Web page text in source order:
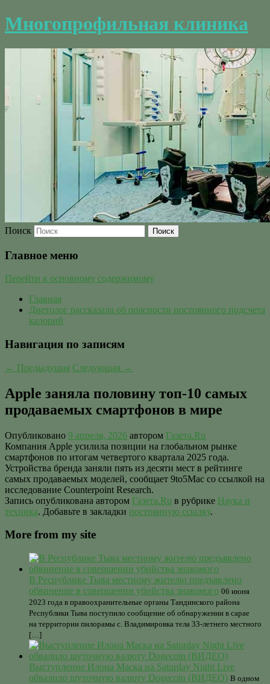
Многопрофильная клиника
Поиск
Главное меню
Перейти к основному содержимому
Главная
Диетолог рассказала об опасности постоянного подсчета
калорий
Навигация по записям
← Предыдущая Следующая →
Apple заняла половину топ-10 самых
продаваемых смартфонов в мире
Опубликовано 9 апреля, 2026 автором Газета.Ru
Компания Apple усилила позиции на глобальном рынке
смартфонов по итогам четвертого квартала 2025 года.
Устройства бренда заняли пять из десяти мест в рейтинге
самых продаваемых моделей, сообщает 9to5Mac со ссылкой на
исследование Counterpoint Research.
Запись опубликована автором Газета.Ru в рубрике Наука и
техника. Добавьте в закладки постоянную ссылку.
More from my site
В Республике Тыва местному жителю предъявлено
обвинение в совершении убийства знакомого 06 июня
2023 года в правоохранительные органы Тандинского района
Республики Тыва поступило сообщение об обнаружении в сарае
на территории пилорамы с. Владимировка тела 33-летнего местного
[…]
Выступление Илона Маска на Saturday Night Live
обвалило шуточную валюту Dogecoin (ВИДЕО) В одном